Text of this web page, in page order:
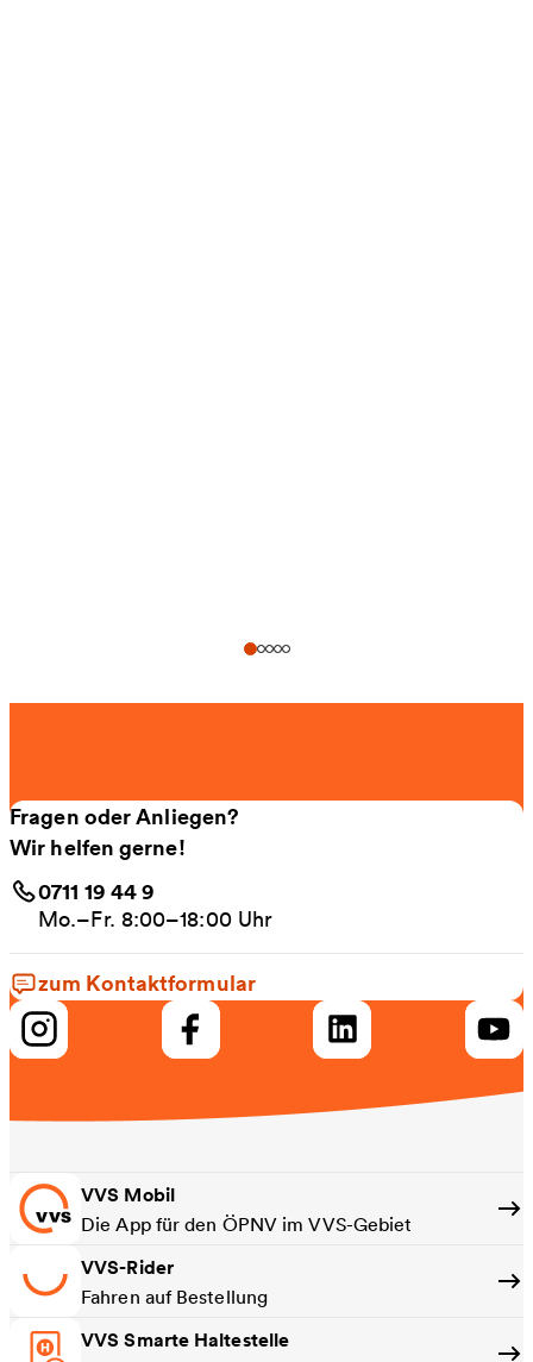
Fragen oder Anliegen?
Wir helfen gerne!
0711 19 44 9
Mo.–Fr. 8:00–18:00 Uhr
zum Kontaktformular
VVS Mobil
Die App für den ÖPNV im VVS-Gebiet
VVS-Rider
Fahren auf Bestellung
VVS Smarte Haltestelle